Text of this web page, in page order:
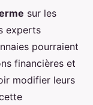
sur les
experts
pourraient
financières et
modifier leurs